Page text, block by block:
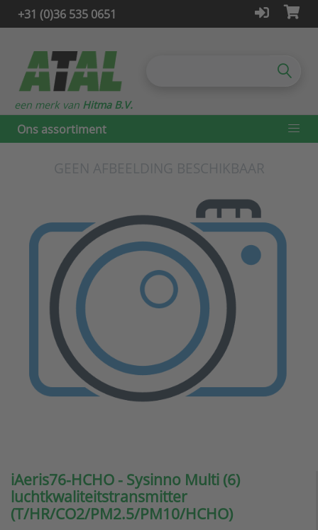
+31 (0)36 535 0651
Ons assortiment
een merk van Hitma B.V.
iAeris76-HCHO - Sysinno Multi (6)
luchtkwaliteitstransmitter
(T/HR/CO2/PM2.5/PM10/HCHO)